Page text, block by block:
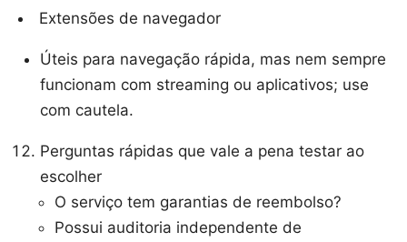
Extensões de navegador
Úteis para navegação rápida, mas nem sempre
funcionam com streaming ou aplicativos; use
com cautela.
Perguntas rápidas que vale a pena testar ao
escolher
O serviço tem garantias de reembolso?
Possui auditoria independente de